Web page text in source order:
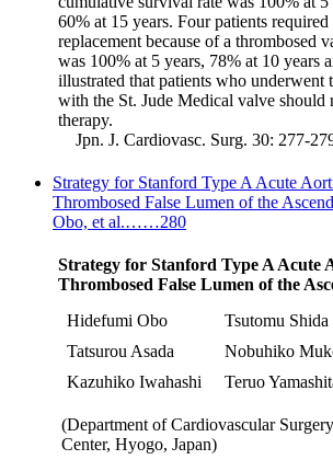
60% at 15 years. Four patients
replacement because of a thrombosed
was 100% at 5 years, 78% at 10 years
illustrated that patients who underwent
with the St. Jude Medical valve should
therapy.
Jpn. J. Cardiovasc. Surg. 30: 277-
Strategy for Stanford Type A Acute
Thrombosed False Lumen of the
Obo, et al.……280
Strategy for Stanford Type A Acute
Thrombosed False Lumen of the
(Department of Cardiovascular
Center, Hyogo, Japan)
Hidefumi Obo Tsutomu Shida
Tatsurou Asada
Nobuhiko
Kazuhiko Iwahashi
Teruo